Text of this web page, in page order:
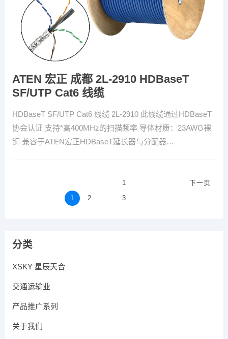
ATEN 宏正 成都 2L-2910 HDBaseT
SF/UTP Cat6 线缆
HDBaseT SF/UTP Cat6 线缆 2L-2910 此线缆通过HDBaseT
协会认证 支持*高400MHz的扫描频率 导体材质：23AWG裸
铜 兼容于ATEN宏正HDBaseT延长器与分配器…
1 2 …
1
3
下一页
分类
XSKY 星辰天合
交通运输业
产品推广系列
关于我们